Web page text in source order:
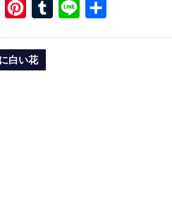
LinkedInPinterestTumblr Line
白い花